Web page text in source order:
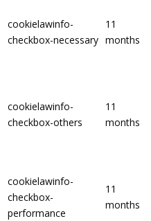
cookielawinfo-
checkbox-necessary
11
months
cookielawinfo-
checkbox-others
11
months
cookielawinfo-
checkbox-
performance
11
months